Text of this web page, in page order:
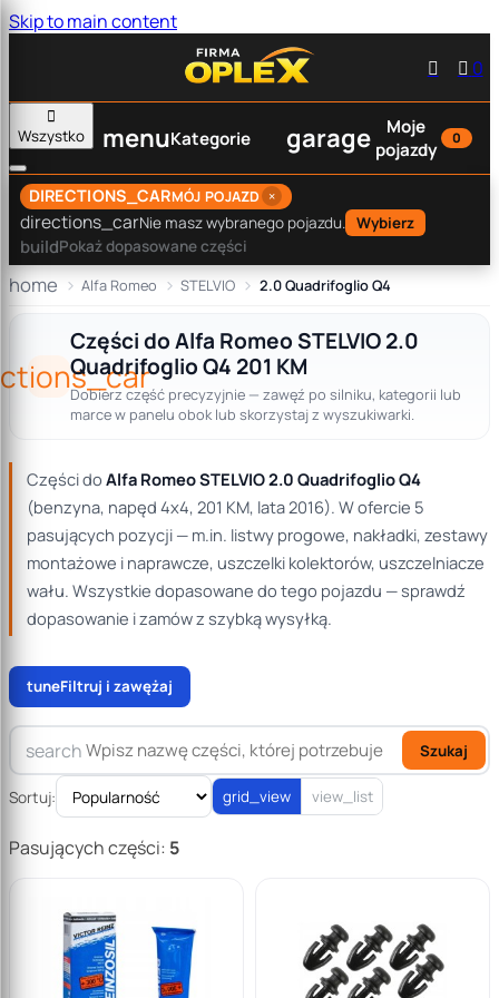
Skip to main content

 0

Wszystko
menuKategorie garage
Moje
pojazdy
0
DIRECTIONS_CARMÓJ POJAZD ×
directions_carNie masz wybranego pojazdu. Wybierz
buildPokaż dopasowane części
home Alfa Romeo STELVIO 2.0 Quadrifoglio Q4
Części do Alfa Romeo STELVIO 2.0
Quadrifoglio Q4 201 KM
Dobierz część precyzyjnie — zawęź po silniku, kategorii lub
marce w panelu obok lub skorzystaj z wyszukiwarki.
Części do Alfa Romeo STELVIO 2.0 Quadrifoglio Q4
(benzyna, napęd 4x4, 201 KM, lata 2016). W ofercie 5
pasujących pozycji — m.in. listwy progowe, nakładki, zestawy
montażowe i naprawcze, uszczelki kolektorów, uszczelniacze
wału. Wszystkie dopasowane do tego pojazdu — sprawdź
dopasowanie i zamów z szybką wysyłką.
tuneFiltruj i zawężaj
search Szukaj
Sortuj: grid_view view_list
Pasujących części: 5